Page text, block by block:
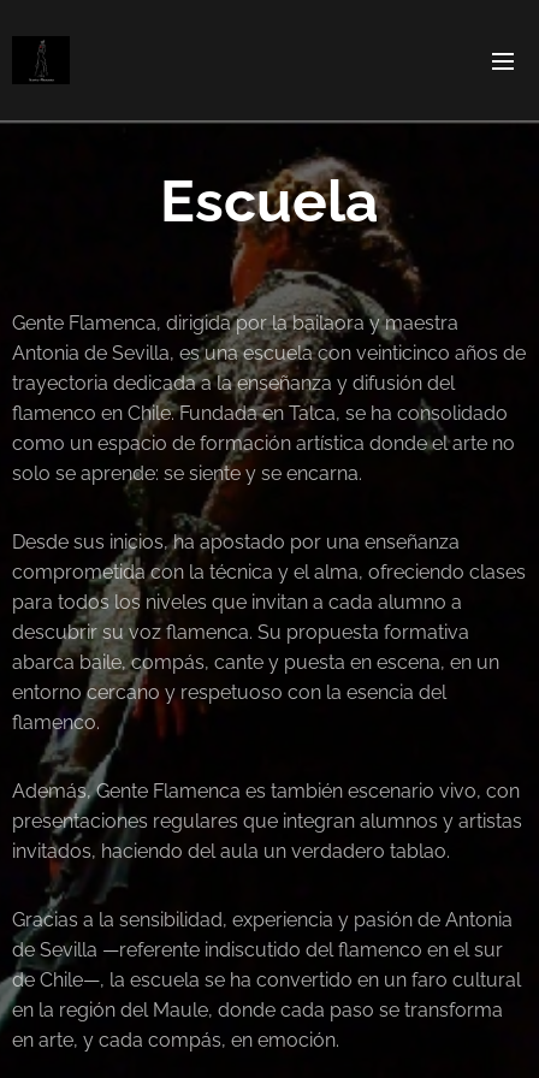
Escuela
Gente Flamenca, dirigida por la bailaora y maestra
Antonia de Sevilla, es una escuela con veinticinco años de
trayectoria dedicada a la enseñanza y difusión del
flamenco en Chile. Fundada en Talca, se ha consolidado
como un espacio de formación artística donde el arte no
solo se aprende: se siente y se encarna.
Desde sus inicios, ha apostado por una enseñanza
comprometida con la técnica y el alma, ofreciendo clases
para todos los niveles que invitan a cada alumno a
descubrir su voz flamenca. Su propuesta formativa
abarca baile, compás, cante y puesta en escena, en un
entorno cercano y respetuoso con la esencia del
flamenco.
Además, Gente Flamenca es también escenario vivo, con
presentaciones regulares que integran alumnos y artistas
invitados, haciendo del aula un verdadero tablao.
Gracias a la sensibilidad, experiencia y pasión de Antonia
de Sevilla —referente indiscutido del flamenco en el sur
de Chile—, la escuela se ha convertido en un faro cultural
en la región del Maule, donde cada paso se transforma
en arte, y cada compás, en emoción.